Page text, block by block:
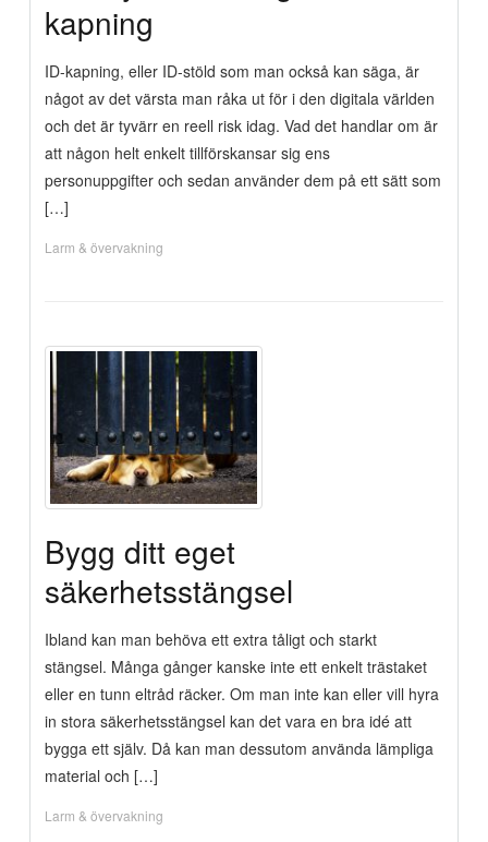
kapning
ID-kapning, eller ID-stöld som man också kan säga, är
något av det värsta man råka ut för i den digitala världen
och det är tyvärr en reell risk idag. Vad det handlar om är
att någon helt enkelt tillförskansar sig ens
personuppgifter och sedan använder dem på ett sätt som
[…]
Larm & övervakning
Bygg ditt eget
säkerhetsstängsel
Ibland kan man behöva ett extra tåligt och starkt
stängsel. Många gånger kanske inte ett enkelt trästaket
eller en tunn eltråd räcker. Om man inte kan eller vill hyra
in stora säkerhetsstängsel kan det vara en bra idé att
bygga ett själv. Då kan man dessutom använda lämpliga
material och […]
Larm & övervakning